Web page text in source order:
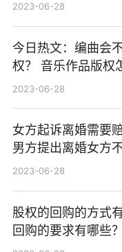
2023-06-28
今日热文：编曲会
权？ 音乐作品版权
2023-06-28
女方起诉离婚需要
男方提出离婚女方
办？
2023-06-28
股权的回购的方式
回购的要求有哪些？